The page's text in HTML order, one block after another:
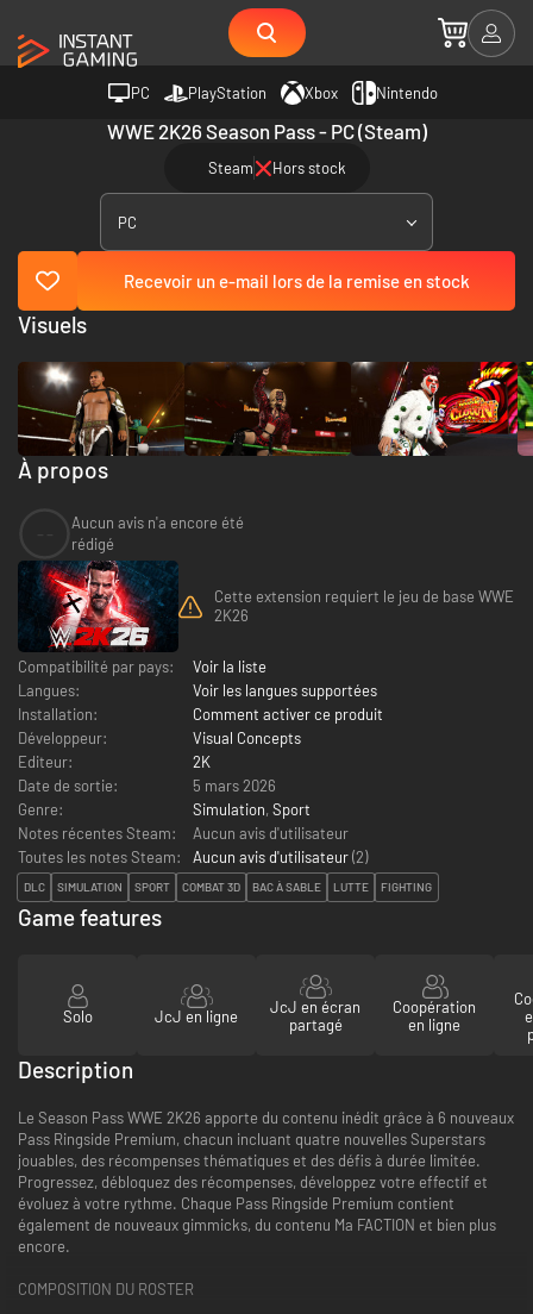
PC PlayStation Xbox Nintendo
WWE 2K26 Season Pass - PC (Steam)
Steam Hors stock
PC
Recevoir un e-mail lors de la remise en stock
À propos
Aucun avis n'a encore été
rédigé
Cette extension requiert le jeu de base WWE
2K26
Compatibilité par pays:
Voir la liste
Langues:
Voir les langues supportées
Installation:
Comment activer ce produit
Développeur:
Visual Concepts
Editeur:
2K
Date de sortie:
5 mars 2026
Genre:
Simulation, Sport
Notes récentes Steam:
Aucun avis d'utilisateur
Toutes les notes Steam:
Aucun avis d'utilisateur(2)
DLC SIMULATION SPORT COMBAT 3D BAC À SABLE LUTTE FIGHTING
Visuels
Game features
Solo JcJ en ligne
JcJ en écran
partagé
Coopération
en ligne
Description
Le Season Pass WWE 2K26 apporte du contenu inédit grâce à 6 nouveaux
Pass Ringside Premium, chacun incluant quatre nouvelles Superstars
jouables, des récompenses thématiques et des défis à durée limitée.
Progressez, débloquez des récompenses, développez votre effectif et
évoluez à votre rythme. Chaque Pass Ringside Premium contient
également de nouveaux gimmicks, du contenu Ma FACTION et bien plus
encore.
COMPOSITION DU ROSTER